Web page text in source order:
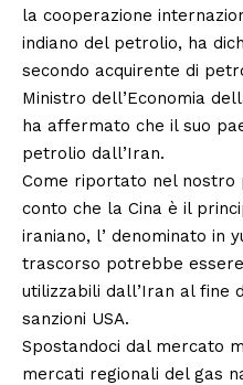
la cooperazione
indiano del petrolio, ha
secondo acquirente di
Ministro dell’Economia
ha affermato che il suo
petrolio dall’Iran.
Come riportato nel nostro
conto che la Cina è il
iraniano, l’ denominato in
trascorso potrebbe
utilizzabili dall’Iran al fine
sanzioni USA.
Spostandoci dal mercato
mercati regionali del gas